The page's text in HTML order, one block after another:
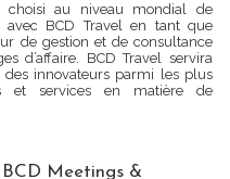
choisi au niveau mondial de
avec BCD Travel en tant que
de gestion et de consultance
d’affaire. BCD Travel servira
des innovateurs parmi les plus
et services en matière de
Meetings &